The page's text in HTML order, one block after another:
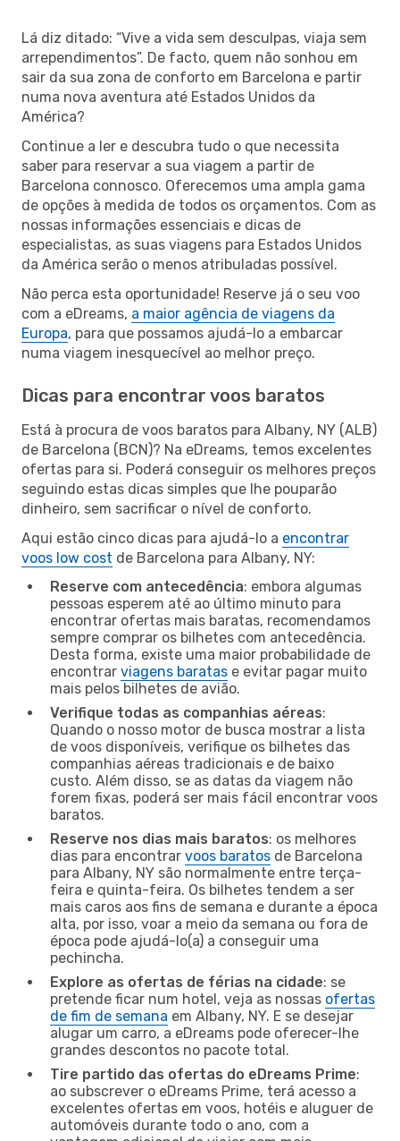
Lá diz ditado: “Vive a vida sem desculpas, viaja sem
arrependimentos”. De facto, quem não sonhou em
sair da sua zona de conforto em Barcelona e partir
numa nova aventura até Estados Unidos da
América?
Continue a ler e descubra tudo o que necessita
saber para reservar a sua viagem a partir de
Barcelona connosco. Oferecemos uma ampla gama
de opções à medida de todos os orçamentos. Com as
nossas informações essenciais e dicas de
especialistas, as suas viagens para Estados Unidos
da América serão o menos atribuladas possível.
Não perca esta oportunidade! Reserve já o seu voo
com a eDreams, a maior agência de viagens da
Europa, para que possamos ajudá-lo a embarcar
numa viagem inesquecível ao melhor preço.
Dicas para encontrar voos baratos
Está à procura de voos baratos para Albany, NY (ALB)
de Barcelona (BCN)? Na eDreams, temos excelentes
ofertas para si. Poderá conseguir os melhores preços
seguindo estas dicas simples que lhe pouparão
dinheiro, sem sacrificar o nível de conforto.
Aqui estão cinco dicas para ajudá-lo a encontrar
voos low cost de Barcelona para Albany, NY:
Reserve com antecedência: embora algumas
pessoas esperem até ao último minuto para
encontrar ofertas mais baratas, recomendamos
sempre comprar os bilhetes com antecedência.
Desta forma, existe uma maior probabilidade de
encontrar viagens baratas e evitar pagar muito
mais pelos bilhetes de avião.
Verifique todas as companhias aéreas:
Quando o nosso motor de busca mostrar a lista
de voos disponíveis, verifique os bilhetes das
companhias aéreas tradicionais e de baixo
custo. Além disso, se as datas da viagem não
forem fixas, poderá ser mais fácil encontrar voos
baratos.
Reserve nos dias mais baratos: os melhores
dias para encontrar voos baratos de Barcelona
para Albany, NY são normalmente entre terça-
feira e quinta-feira. Os bilhetes tendem a ser
mais caros aos fins de semana e durante a época
alta, por isso, voar a meio da semana ou fora de
época pode ajudá-lo(a) a conseguir uma
pechincha.
Explore as ofertas de férias na cidade: se
pretende ficar num hotel, veja as nossas ofertas
de fim de semana em Albany, NY. E se desejar
alugar um carro, a eDreams pode oferecer-lhe
grandes descontos no pacote total.
Tire partido das ofertas do eDreams Prime:
ao subscrever o eDreams Prime, terá acesso a
excelentes ofertas em voos, hotéis e aluguer de
automóveis durante todo o ano, com a